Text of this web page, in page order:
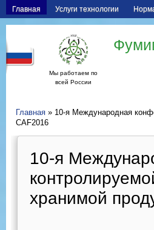
Главная Услуги технологии
Мы работаем по
всей России
Главная » 10-я Международная
CAF2016
10-я
хранимой